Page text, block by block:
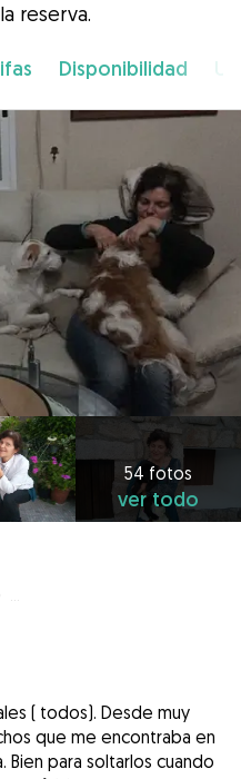
reserva.
Disponibilidad
54 fotos
ver todo
( todos). Desde muy
que me encontraba en
Bien para soltarlos cuando